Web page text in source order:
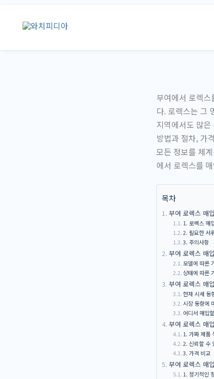
로
부여에서 로렉
다. 로렉스는 그
지역에서도 많
방법과 절차, 가
모든 정보를 체
에서 로렉스를
목차
부여 로렉스 매
1. 로렉스 매
2. 필요한 서
3. 주의사항
부여 로렉스 매
모델에 따른
상태에 따른
부여 로렉스 매
현재 시세 동
시장 동향에
어디서 매입
부여 로렉스 매
1. 가짜 제품
2. 신뢰할 수
3. 가격 비교
부여 로렉스 매
1. 정기적인